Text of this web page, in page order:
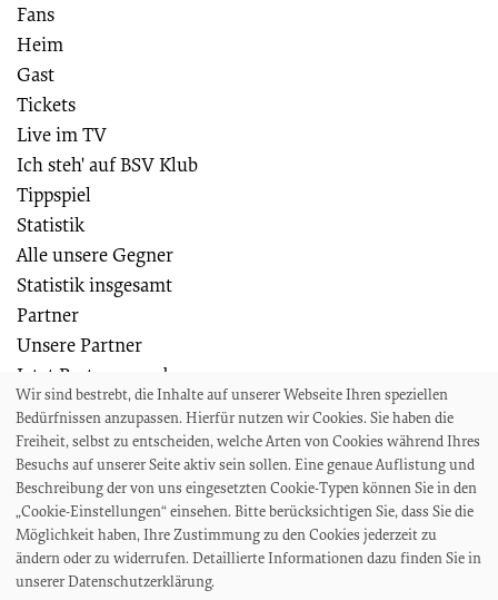
Fans
Heim
Gast
Tickets
Live im TV
Ich steh' auf BSV Klub
Tippspiel
Statistik
Alle unsere Gegner
Statistik insgesamt
Partner
Unsere Partner
Jetzt Partner werden
Weiteres
Die Bremer SV Fußballschule
Wir suchen
Auszeichnungen und Ehrungen
Projekte und Veranstaltungen
Akkreditierungen und Presseanfragen
Impressum
Wir sind bestrebt, die Inhalte auf unserer Webseite Ihren speziellen
Bedürfnissen anzupassen. Hierfür nutzen wir Cookies. Sie haben die
Freiheit, selbst zu entscheiden, welche Arten von Cookies während Ihres
Besuchs auf unserer Seite aktiv sein sollen. Eine genaue Auflistung und
Beschreibung der von uns eingesetzten Cookie-Typen können Sie in den
„Cookie-Einstellungen“ einsehen. Bitte berücksichtigen Sie, dass Sie die
Möglichkeit haben, Ihre Zustimmung zu den Cookies jederzeit zu
ändern oder zu widerrufen. Detaillierte Informationen dazu finden Sie in
unserer Datenschutzerklärung.